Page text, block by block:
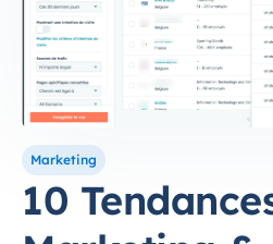
Marketing
10